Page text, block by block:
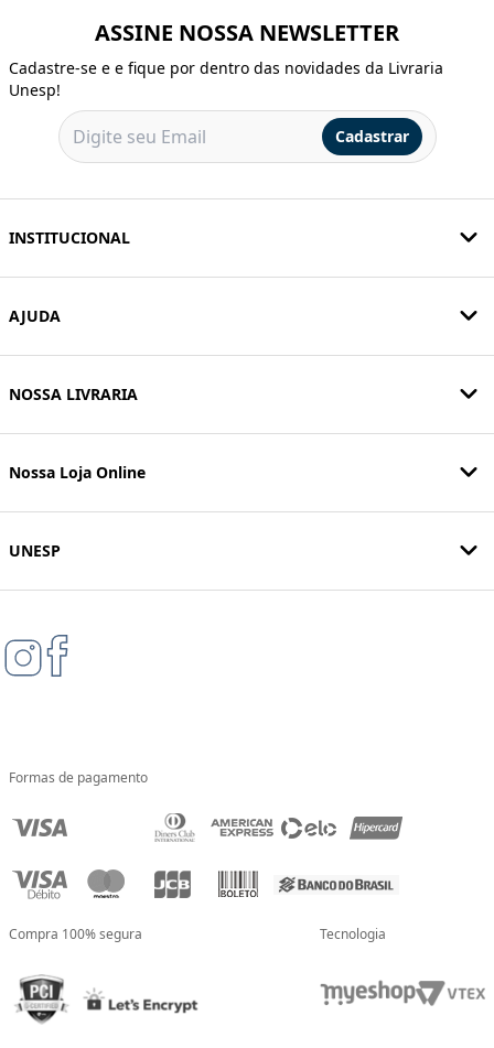
ASSINE NOSSA NEWSLETTER
Cadastre-se e e fique por dentro das novidades da Livraria
Unesp!
Cadastrar
INSTITUCIONAL
AJUDA
NOSSA LIVRARIA
Nossa Loja Online
UNESP
Formas de pagamento
Compra 100% segura Tecnologia